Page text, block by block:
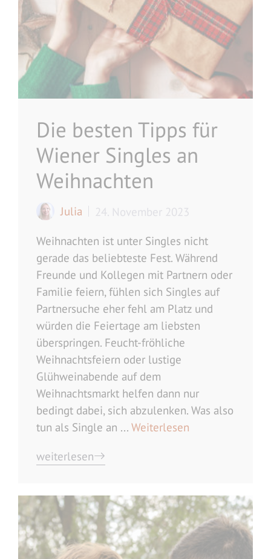
Die besten Tipps für
Wiener Singles an
Weihnachten
Julia 24. November 2023
Weihnachten ist unter Singles nicht
gerade das beliebteste Fest. Während
Freunde und Kollegen mit Partnern oder
Familie feiern, fühlen sich Singles auf
Partnersuche eher fehl am Platz und
würden die Feiertage am liebsten
überspringen. Feucht-fröhliche
Weihnachtsfeiern oder lustige
Glühweinabende auf dem
Weihnachtsmarkt helfen dann nur
bedingt dabei, sich abzulenken. Was also
tun als Single an ... Weiterlesen
weiterlesen